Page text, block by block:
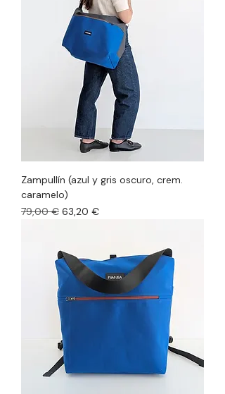
Zampullín (azul y gris oscuro, crem.
caramelo)
Precio
79,00 € Precio de oferta
63,20 €